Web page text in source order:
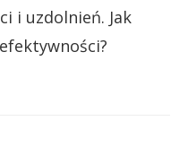
i uzdolnień. Jak